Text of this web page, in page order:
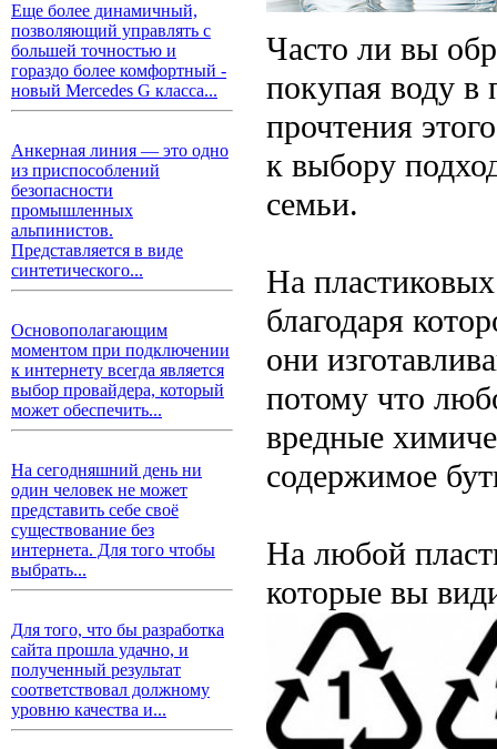
Еще более динамичный,
позволяющий управлять с
большей точностью и
гораздо более комфортный -
новый Mercedes G класса...
Анкерная линия — это одно
из приспособлений
безопасности
промышленных
альпинистов.
Представляется в виде
синтетического...
Основополагающим
моментом при подключении
к интернету всегда является
выбор провайдера, который
может обеспечить...
На сегодняшний день ни
один человек не может
представить себе своё
существование без
интернета. Для того чтобы
выбрать...
Для того, что бы разработка
сайта прошла удачно, и
полученный результат
соответствовал должному
уровню качества и...
Часто ли вы
покупая воду в
прочтения
к выбору
семьи.
На
благодаря
они
потому что
вредные
содержимое
На любой
которые вы